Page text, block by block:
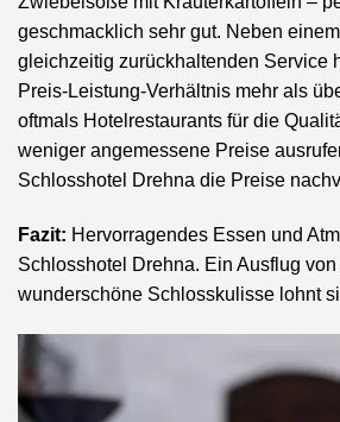
geschmacklich sehr gut. Neben
gleichzeitig zurückhaltenden Service
Preis-Leistung-Verhältnis mehr als
oftmals Hotelrestaurants für die
weniger angemessene Preise
Schlosshotel Drehna die Preise
Fazit: Hervorragendes Essen und
Schlosshotel Drehna. Ein Ausflug
wunderschöne Schlosskulisse lohnt